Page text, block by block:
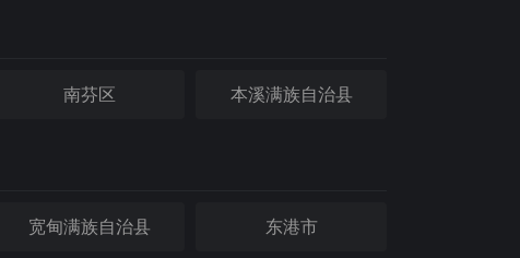
南芬区 本溪满族自治县
宽甸满族自治县 东港市